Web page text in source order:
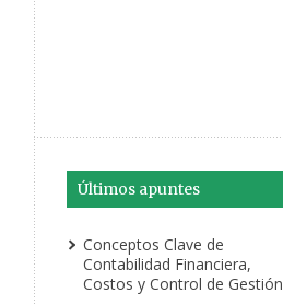
Últimos apuntes
Conceptos Clave de
Contabilidad Financiera,
Costos y Control de Gestión